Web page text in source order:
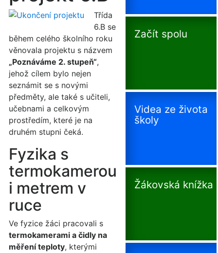
Třída
6.B se
během celého školního roku
věnovala projektu s názvem
„Poznáváme 2. stupeň“,
jehož cílem bylo nejen
seznámit se s novými
předměty, ale také s učiteli,
učebnami a celkovým
prostředím, které je na
druhém stupni čeká.
Fyzika s
termokamerou
i metrem v
ruce
Ve fyzice žáci pracovali s
termokamerami a čidly na
měření teploty, kterými
Začít spolu
Videa ze života
školy
Žákovská knížka